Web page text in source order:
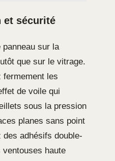
et sécurité
sur la
que sur le vitrage.
fermement les
de voile qui
sous la pression
planes sans point
des adhésifs double-
haute